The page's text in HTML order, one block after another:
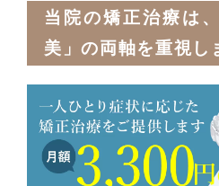
当院の矯正治療は
美」の両軸を重視し